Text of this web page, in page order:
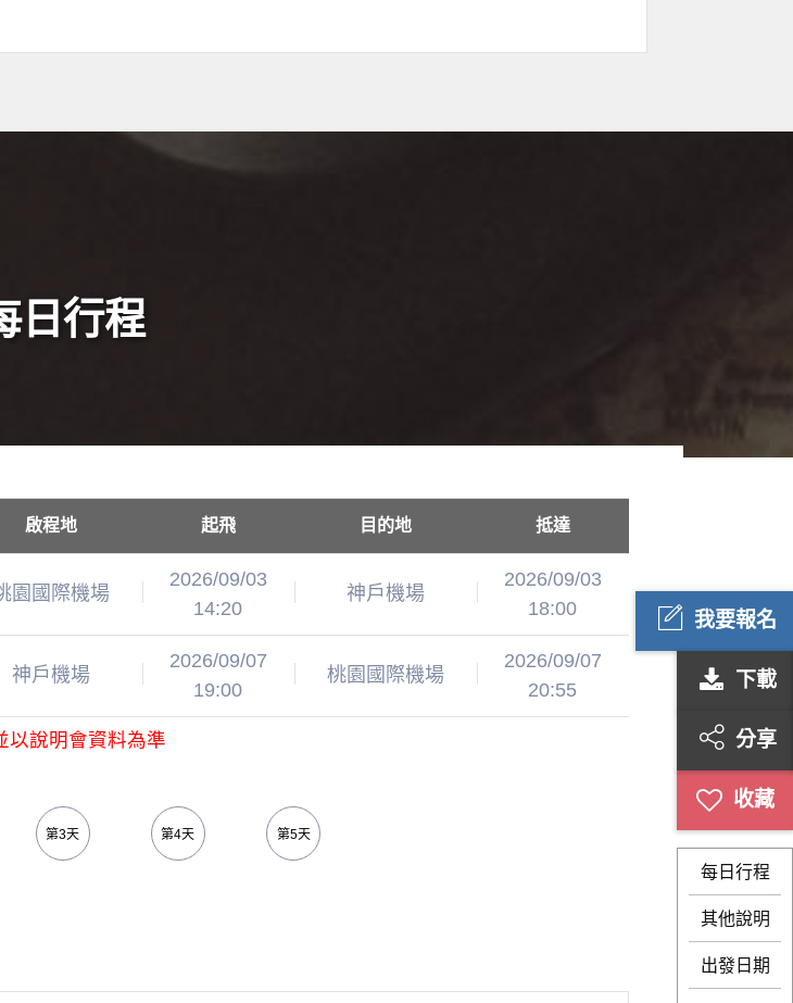
我要報名
下載
分享
每日行程
其他說明
出發日期
日行程
啟程地 起飛 目的地 抵達
園國際機場
2026/09/03
14:20
神戶機場
2026/09/03
18:00
神戶機場
2026/09/07
19:00
桃園國際機場
2026/09/07
20:55
以說明會資料為準
第3天 第4天 第5天